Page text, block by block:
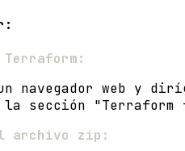
Terraform:
navegador web y
la sección
archivo zip: